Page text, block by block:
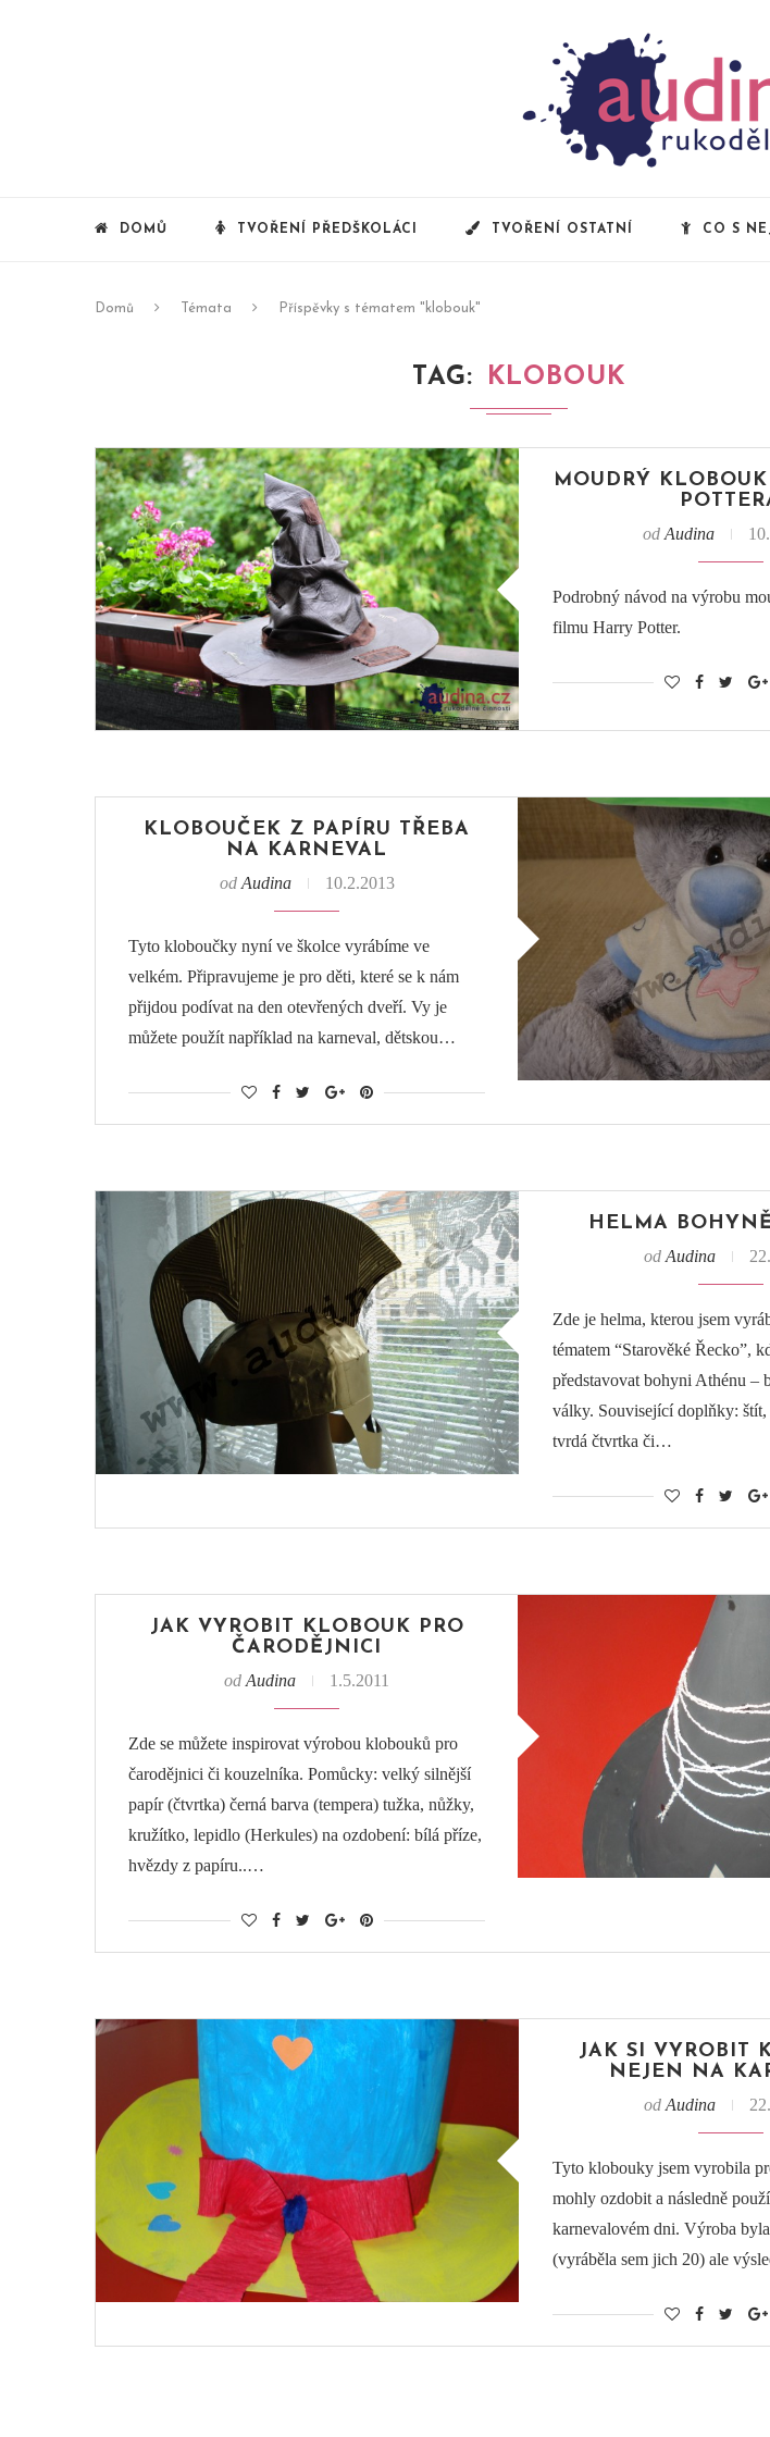
DOMŮ TVOŘENÍ PŘEDŠKOLÁCI TVOŘENÍ OSTATNÍ CO S
Domů Témata Příspěvky s tématem "klobouk"
TAG KLOBOUK
MOUDRÝ
odAudina
Podrobný návod na výrobu
filmu Harry Potter.
KLOBOUČEK Z PAPÍRU TŘEBA
NA KARNEVAL
od Audina 10.2.2013
Tyto kloboučky nyní ve školce vyrábíme ve
velkém. Připravujeme je pro děti, které se k nám
přijdou podívat na den otevřených dveří. Vy je
můžete použít například na karneval, dětskou…
HELMA
od Audina
Zde je helma, kterou jsem
tématem “Starověké Řecko”,
představovat bohyni Athénu –
války. Související doplňky: štít,
tvrdá čtvrtka či…
JAK VYROBIT KLOBOUK PRO
ČARODĚJNICI
od Audina 1.5.2011
Zde se můžete inspirovat výrobou klobouků pro
čarodějnici či kouzelníka. Pomůcky: velký silnější
papír (čtvrtka) černá barva (tempera) tužka, nůžky,
kružítko, lepidlo (Herkules) na ozdobení: bílá příze,
hvězdy z papíru..…
JAK SI VYROBIT
NEJEN NA
od Audina
Tyto klobouky jsem vyrobila
mohly ozdobit a následně
karnevalovém dni. Výroba
(vyráběla sem jich 20) ale